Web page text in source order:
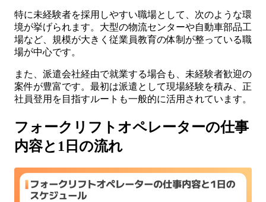
特に未経験者を採用しやすい職場として、次のような環
境が挙げられます。大型の物流センターや自動車部品工
場など、規模が大きく従業員教育の体制が整っている職
場が中心です。
また、派遣会社経由で就業する場合も、未経験者歓迎の
案件が豊富です。最初は派遣として現場経験を積み、正
社員登用を目指すルートも一般的に活用されています。
フォークリフトオペレーターの仕事
内容と1日の流れ